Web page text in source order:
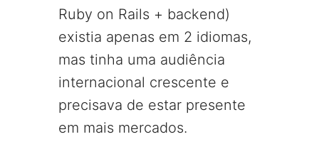
Ruby on Rails + backend)
existia apenas em 2 idiomas,
mas tinha uma audiência
internacional crescente e
precisava de estar presente
em mais mercados.